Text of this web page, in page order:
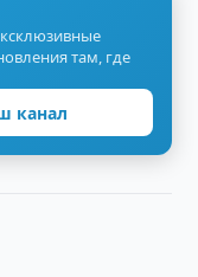
там, где
канал